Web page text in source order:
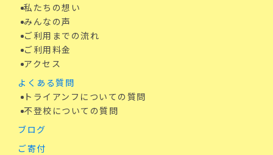
私たちの想い
みんなの声
ご利用までの流れ
ご利用料金
アクセス
よくある質問
トライアンフについての質問
不登校についての質問
ブログ
ご寄付